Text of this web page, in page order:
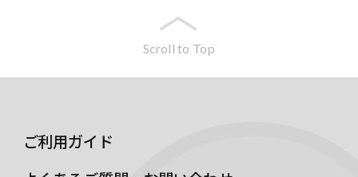
Scroll to Top
ご利用ガイド